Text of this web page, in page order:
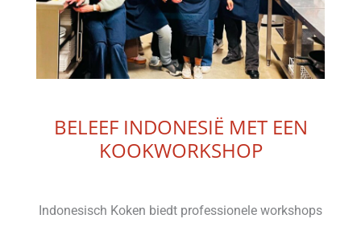
BELEEF INDONESIË MET EEN
KOOKWORKSHOP
Indonesisch Koken biedt professionele workshops